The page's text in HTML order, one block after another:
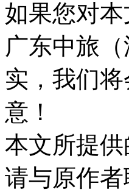
如果您对
广东中旅
实，我们
意！
本文所提
请与原作